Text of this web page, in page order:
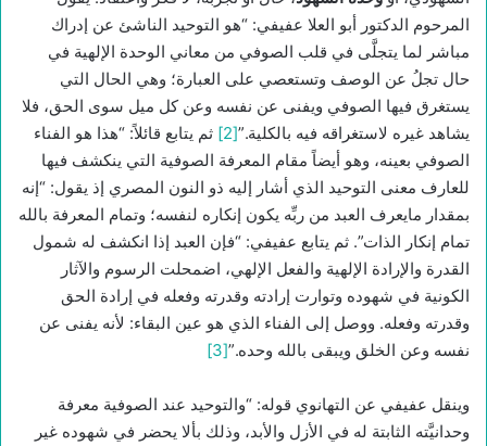
المرحوم الدكتور أبو العلا عفيفي: “هو التوحيد الناشئ عن إدراك
مباشر لما يتجلَّى في قلب الصوفي من معاني الوحدة الإلهية في
حال تجلُ عن الوصف وتستعصي على العبارة؛ وهي الحال التي
يستغرق فيها الصوفي ويفنى عن نفسه وعن كل ميل سوى الحق، فلا
يشاهد غيره لاستغراقه فيه بالكلية.”[2]
ثم يتابع قائلاً: “هذا هو الفناء
الصوفي بعينه، وهو أيضاً مقام المعرفة الصوفية التي ينكشف فيها
للعارف معنى التوحيد الذي أشار إليه ذو النون المصري إذ يقول: “إنه
بمقدار مايعرف العبد من ربِّه يكون إنكاره لنفسه؛ وتمام المعرفة بالله
تمام إنكار الذات”. ثم يتابع عفيفي: “فإن العبد إذا انكشف له شمول
القدرة والإرادة الإلهية والفعل الإلهي، اضمحلت الرسوم والآثار
الكونية في شهوده وتوارت إرادته وقدرته وفعله في إرادة الحق
وقدرته وفعله. ووصل إلى الفناء الذي هو عين البقاء: لأنه يفنى عن
نفسه وعن الخلق ويبقى بالله وحده.”[3]
وينقل عفيفي عن التهانوي قوله: “والتوحيد عند الصوفية معرفة
وحدانيَّته الثابتة له في الأزل والأبد، وذلك بألا يحضر في شهوده غير